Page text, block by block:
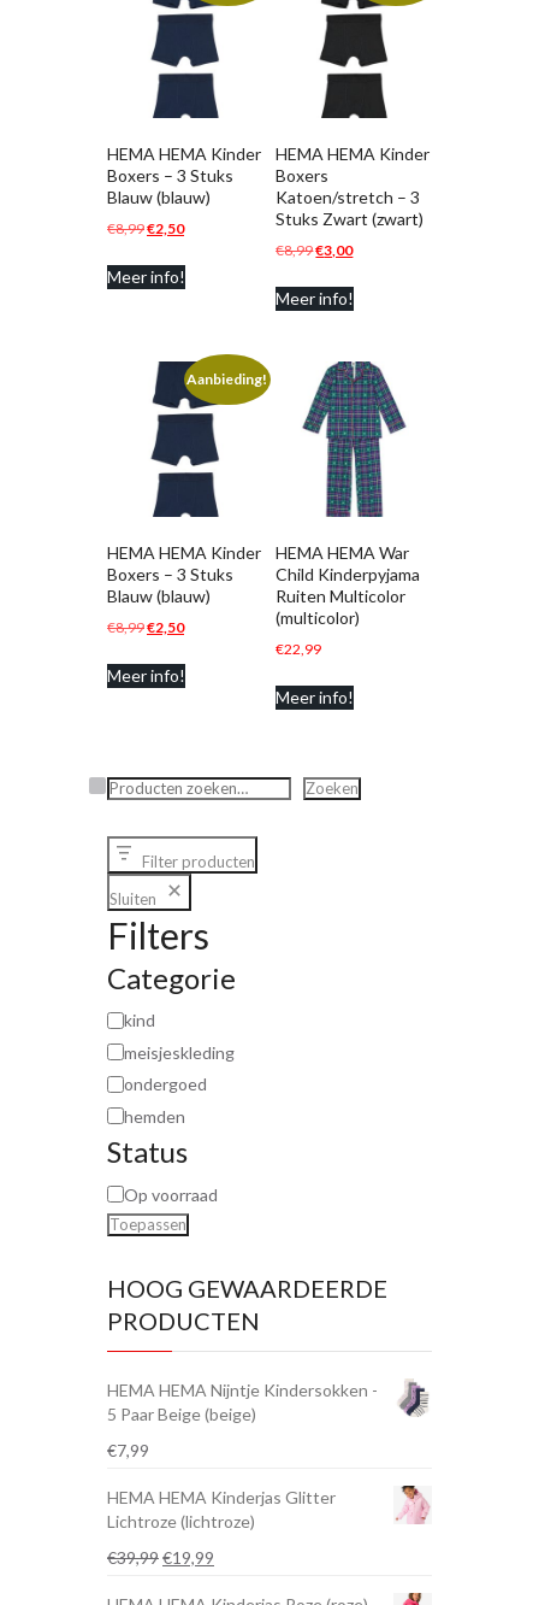
HEMA HEMA Kinder
Boxers – 3 Stuks
Blauw (blauw)
€8,99Oorspronkelijke
was:
€2,50Huidige
Meer info!
HEMA HEMA Kinder
Boxers
Katoen/stretch – 3
Stuks Zwart (zwart)
€8,99Oorspronkelijke
was:
€3,00Huidige
Meer info!
Aanbieding!
HEMA HEMA Kinder
Boxers – 3 Stuks
Blauw (blauw)
€8,99Oorspronkelijke
was:
€2,50Huidige
Meer info!
HEMA HEMA War
Child Kinderpyjama
Ruiten Multicolor
(multicolor)
€22,99
Meer info!
Zoeken Zoeken
Filter producten
Sluiten
Filters
Categorie
kind
meisjeskleding
ondergoed
hemden
Status
Op voorraad
Toepassen
HOOG GEWAARDEERDE
PRODUCTEN
HEMA HEMA Nijntje Kindersokken -
5 Paar Beige (beige)
€7,99
HEMA HEMA Kinderjas Glitter
Lichtroze (lichtroze)
€39,99Oorspronkelijke
€19,99